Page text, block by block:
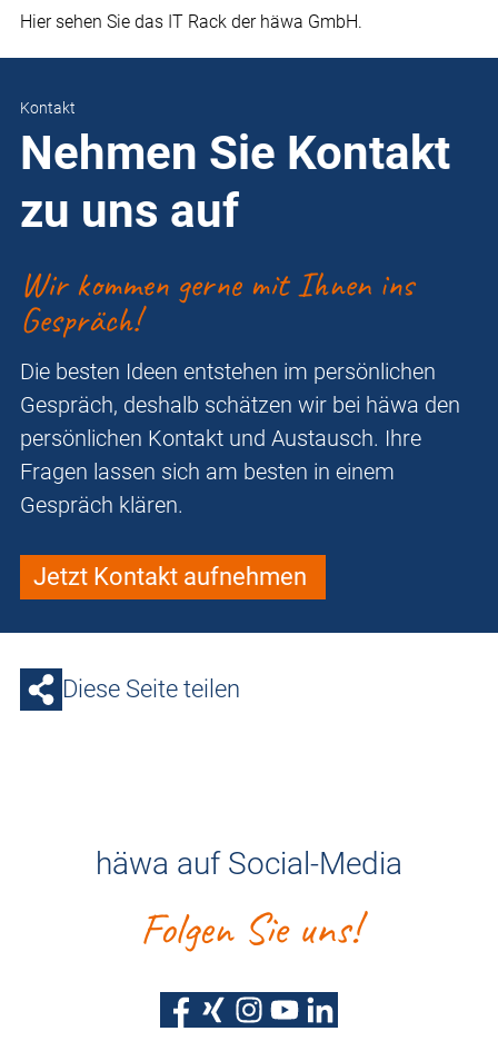
Hier sehen Sie das IT Rack der häwa GmbH.
Kontakt
Nehmen Sie Kontakt
zu uns auf
Wir kommen gerne mit Ihnen ins
Gespräch!
Die besten Ideen entstehen im persönlichen
Gespräch, deshalb schätzen wir bei häwa den
persönlichen Kontakt und Austausch. Ihre
Fragen lassen sich am besten in einem
Gespräch klären.
Jetzt Kontakt aufnehmen
Diese Seite teilen
häwa auf Social-Media
Folgen Sie uns!